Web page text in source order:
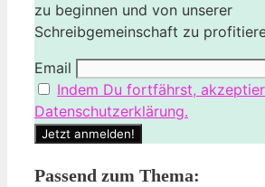
zu beginnen und von unserer
Schreibgemeinschaft zu
Email
Indem Du fortfährst,
Datenschutzerklärung.
Passend zum Thema: